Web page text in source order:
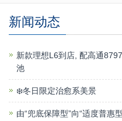
新闻动态
新款理想L6到店, 配高通
池
❄️冬日限定治愈系美景
由“兜底保障型”向“适度普惠